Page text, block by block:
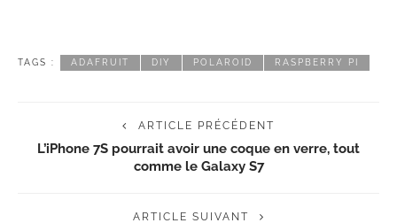
TAGS : ADAFRUIT DIY POLAROID RASPBERRY PI
ARTICLE PRÉCÉDENT
L’iPhone 7S pourrait avoir une coque en verre, tout
comme le Galaxy S7
ARTICLE SUIVANT